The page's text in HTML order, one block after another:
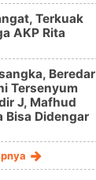
Terkuak
AKP Rita
Beredar
Tersenyum
J, Mafhud
Bisa Didengar